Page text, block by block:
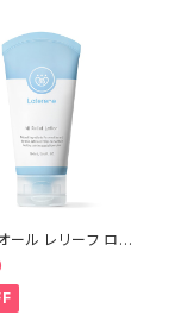
ール レリーフ ロー
(100ml) | LATEREN
LATION│敏感
肌をケアする、バリ
ートケア【Rene-Ce